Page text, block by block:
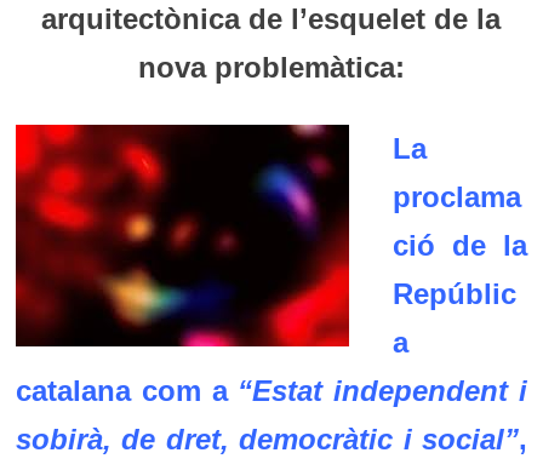
arquitectònica de l’esquelet de la
nova problemàtica:
La
proclama
ció de la
Repúblic
a
catalana com a “Estat independent i
sobirà, de dret, democràtic i social”,